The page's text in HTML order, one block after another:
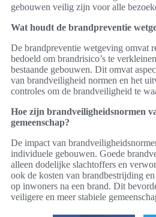
gebouwen veilig zijn voor alle
Wat houdt de brandpreventie
De brandpreventie wetgeving omvat
bedoeld om brandrisico’s te
bestaande gebouwen. Dit omvat
van brandveiligheid normen en het
controles om de brandveiligheid te
Hoe zijn brandveiligheidsnormen
gemeenschap?
De impact van
individuele gebouwen. Goede
alleen dodelijke slachtoffers en
ook de kosten van brandbestrijding
op inwoners na een brand. Dit
veiligere en meer stabiele